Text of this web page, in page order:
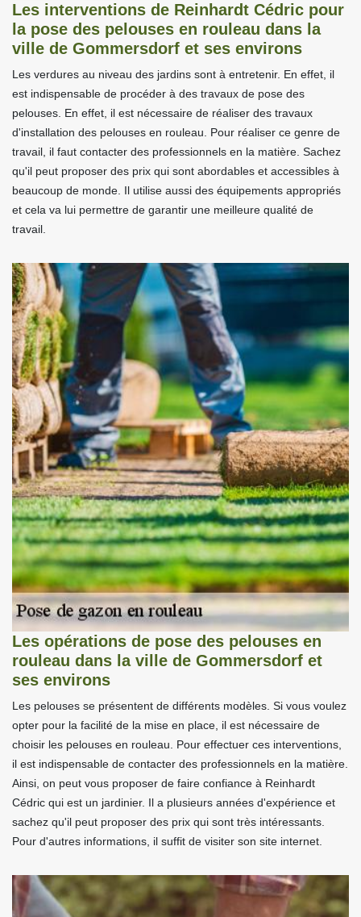
Les interventions de Reinhardt Cédric pour
la pose des pelouses en rouleau dans la
ville de Gommersdorf et ses environs
Les verdures au niveau des jardins sont à entretenir. En effet, il
est indispensable de procéder à des travaux de pose des
pelouses. En effet, il est nécessaire de réaliser des travaux
d'installation des pelouses en rouleau. Pour réaliser ce genre de
travail, il faut contacter des professionnels en la matière. Sachez
qu'il peut proposer des prix qui sont abordables et accessibles à
beaucoup de monde. Il utilise aussi des équipements appropriés
et cela va lui permettre de garantir une meilleure qualité de
travail.
Les opérations de pose des pelouses en
rouleau dans la ville de Gommersdorf et
ses environs
Les pelouses se présentent de différents modèles. Si vous voulez
opter pour la facilité de la mise en place, il est nécessaire de
choisir les pelouses en rouleau. Pour effectuer ces interventions,
il est indispensable de contacter des professionnels en la matière.
Ainsi, on peut vous proposer de faire confiance à Reinhardt
Cédric qui est un jardinier. Il a plusieurs années d'expérience et
sachez qu'il peut proposer des prix qui sont très intéressants.
Pour d'autres informations, il suffit de visiter son site internet.